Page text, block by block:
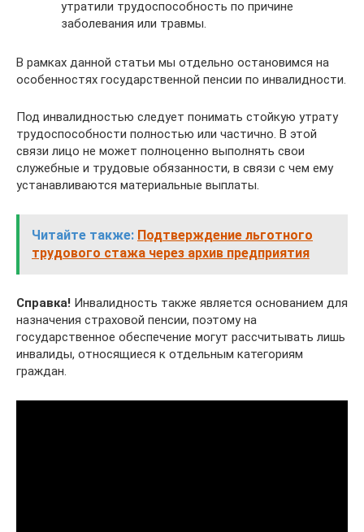
утратили трудоспособность по причине
заболевания или травмы.
В рамках данной статьи мы отдельно остановимся на
особенностях государственной пенсии по инвалидности.
Под инвалидностью следует понимать стойкую утрату
трудоспособности полностью или частично. В этой
связи лицо не может полноценно выполнять свои
служебные и трудовые обязанности, в связи с чем ему
устанавливаются материальные выплаты.
Читайте также: Подтверждение льготного
трудового стажа через архив предприятия
Справка! Инвалидность также является основанием для
назначения страховой пенсии, поэтому на
государственное обеспечение могут рассчитывать лишь
инвалиды, относящиеся к отдельным категориям
граждан.